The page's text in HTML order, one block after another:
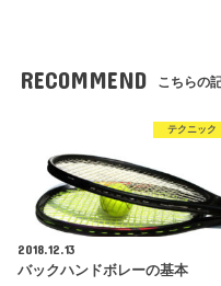
RECOMMEND こちらの
テクニック
2018.12.13
バックハンドボレーの基本